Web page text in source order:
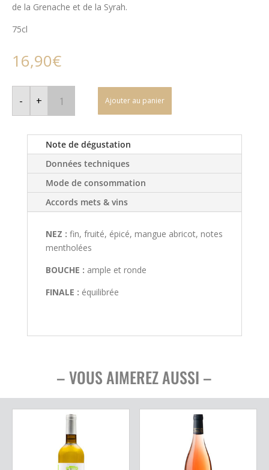
de la Grenache et de la Syrah.
75cl
16,90€
-
quantité
Domaine
de
Côtes
de
Provence
-
Rosé
+ Ajouter au panier
Note de dégustation
Données techniques
Mode de consommation
Accords mets & vins
NEZ : fin, fruité, épicé, mangue abricot, notes
mentholées
BOUCHE : ample et ronde
FINALE : équilibrée
– VOUS AIMEREZ AUSSI –